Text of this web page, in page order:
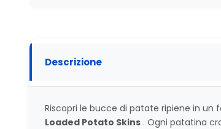
Descrizione
Riscopri le bucce di patate ripiene in
Loaded Potato Skins. Ogni patatina